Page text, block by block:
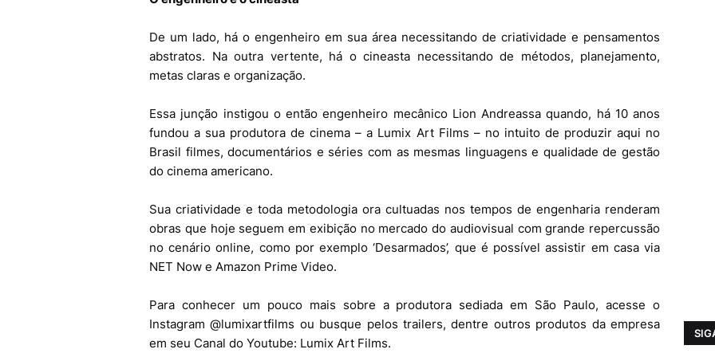
De um lado, há o engenheiro em sua área necessitando de criatividade e pensamentos
abstratos. Na outra vertente, há o cineasta necessitando de métodos, planejamento,
metas claras e organização.
Essa junção instigou o então engenheiro mecânico Lion Andreassa quando, há 10 anos
fundou a sua produtora de cinema – a Lumix Art Films – no intuito de produzir aqui no
Brasil filmes, documentários e séries com as mesmas linguagens e qualidade de gestão
do cinema americano.
Sua criatividade e toda metodologia ora cultuadas nos tempos de engenharia renderam
obras que hoje seguem em exibição no mercado do audiovisual com grande repercussão
no cenário online, como por exemplo ‘Desarmados’, que é possível assistir em casa via
NET Now e Amazon Prime Video.
Para conhecer um pouco mais sobre a produtora sediada em São Paulo, acesse o
Instagram @lumixartfilms ou busque pelos trailers, dentre outros produtos da empresa
em seu Canal do Youtube: Lumix Art Films.